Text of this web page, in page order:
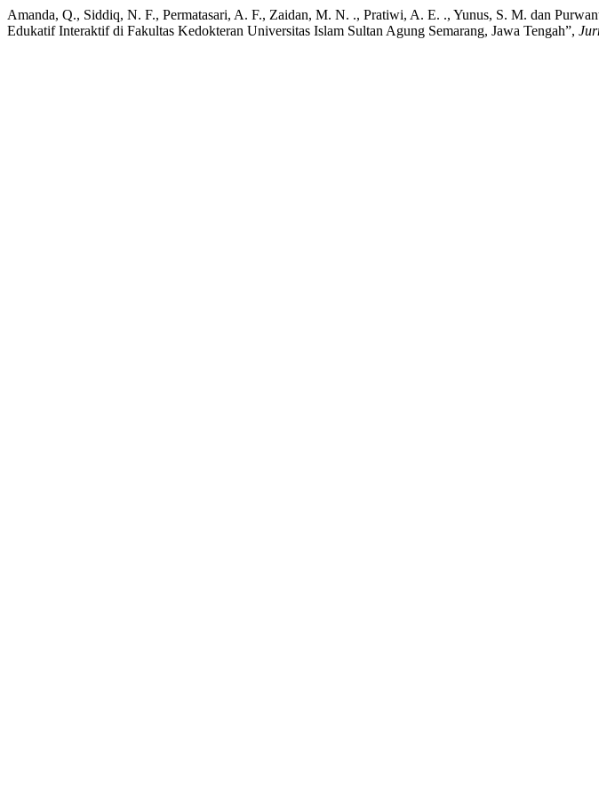
Amanda, Q., Siddiq, N. F., Permatasari, A. F., Zaidan, M. N. ., Pratiwi, A. E. ., Yunus, S. M. dan
Edukatif Interaktif di Fakultas Kedokteran Universitas Islam Sultan Agung Semarang, Jawa Tengah”,